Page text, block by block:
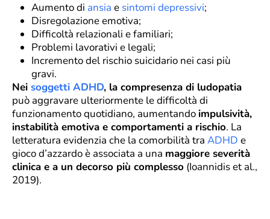
Aumento di ansia e sintomi depressivi;
Disregolazione emotiva;
Difficoltà relazionali e familiari;
Problemi lavorativi e legali;
Incremento del rischio suicidario nei casi più
gravi.
Nei soggetti ADHD, la compresenza di ludopatia
può aggravare ulteriormente le difficoltà di
funzionamento quotidiano, aumentando impulsività,
instabilità emotiva e comportamenti a rischio. La
letteratura evidenzia che la comorbilità tra ADHD e
gioco d’azzardo è associata a una maggiore severità
clinica e a un decorso più complesso (Ioannidis et al.,
2019).